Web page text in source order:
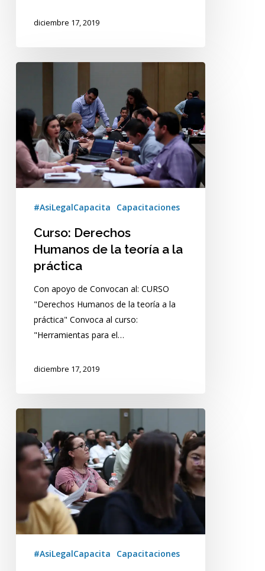
diciembre 17, 2019
de
teoría
a
la
práctica
#AsiLegalCapacita
Capacitaciones
Curso: Derechos
Humanos de la teoría a la
práctica
Con apoyo de Convocan al: CURSO
"Derechos Humanos de la teoría a la
práctica" Convoca al curso:
"Herramientas para el…
diciembre 17, 2019
Ejecución
Penal:
De
la
teoría
la
práctica
#AsiLegalCapacita
Capacitaciones